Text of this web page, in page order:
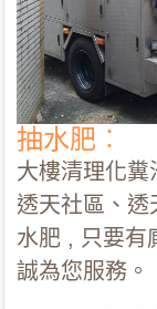
抽水肥︰
大樓清理化糞
透天社區、透
水肥 , 只要有
誠為您服務。